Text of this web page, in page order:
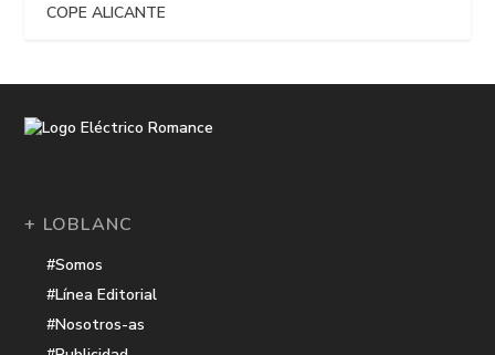
COPE ALICANTE
+ LOBLANC
#Somos
#Línea Editorial
#Nosotros-as